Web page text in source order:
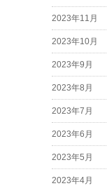
2023年11月
2023年10月
2023年9月
2023年8月
2023年7月
2023年6月
2023年5月
2023年4月